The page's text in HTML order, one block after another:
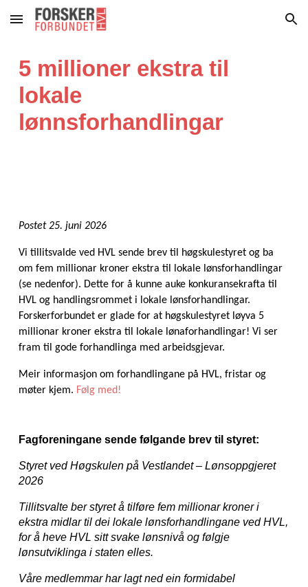
Skip to main content Skip to navigation
5 millioner ekstra til
lokale
lønnsforhandlingar
Postet 25. juni 2026
Vi tillitsvalde ved HVL sende brev til høgskulestyret og ba
om fem millionar kroner ekstra til lokale lønsforhandlingar
(se nedenfor). Dette for å kunne auke konkuransekrafta til
HVL og handlingsrommet i lokale lønsforhandlingar.
Forskerforbundet er glade for at høgskulestyret løyva 5
millionar kroner ekstra til lokale lønaforhandlingar! Vi ser
fram til gode forhandlinga med arbeidsgjevar.
Meir informasjon om forhandlingane på HVL, fristar og
møter kjem. Følg med!
Fagforeningane sende følgande brev til styret:
Styret ved Høgskulen på Vestlandet – Lønsoppgjeret
2026
Tillitsvalte ber styret å tilføre fem millionar kroner i
ekstra midlar til dei lokale lønsforhandlingane ved HVL,
for å heve HVL sitt svake lønsnivå og følgje
lønsutviklinga i staten elles.
Våre medlemmar har lagt ned ein formidabel